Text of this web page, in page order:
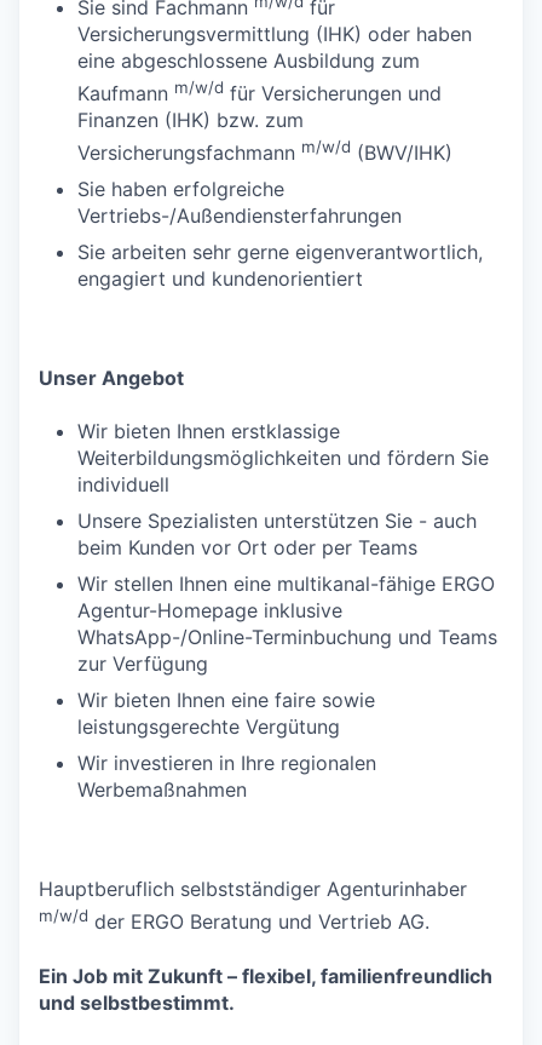
Sie sind Fachmann
für
Versicherungsvermittlung (IHK) oder haben
eine abgeschlossene Ausbildung zum
Kaufmann m/w/d für Versicherungen und
Finanzen (IHK) bzw. zum
Versicherungsfachmann m/w/d (BWV/IHK)
Sie haben erfolgreiche
Vertriebs-/Außendiensterfahrungen
Sie arbeiten sehr gerne eigenverantwortlich,
engagiert und kundenorientiert
Unser Angebot
Wir bieten Ihnen erstklassige
Weiterbildungsmöglichkeiten und fördern Sie
individuell
Unsere Spezialisten unterstützen Sie - auch
beim Kunden vor Ort oder per Teams
Wir stellen Ihnen eine multikanal-fähige ERGO
Agentur-Homepage inklusive
WhatsApp-/Online-Terminbuchung und Teams
zur Verfügung
Wir bieten Ihnen eine faire sowie
leistungsgerechte Vergütung
Wir investieren in Ihre regionalen
Werbemaßnahmen
Hauptberuflich selbstständiger Agenturinhaber
m/w/d der ERGO Beratung und Vertrieb AG.
Ein Job mit Zukunft – flexibel, familienfreundlich
und selbstbestimmt.